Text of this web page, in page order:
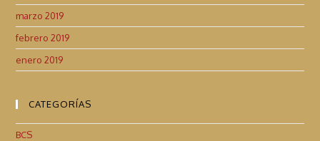
marzo 2019
febrero 2019
enero 2019
CATEGORÍAS
BCS